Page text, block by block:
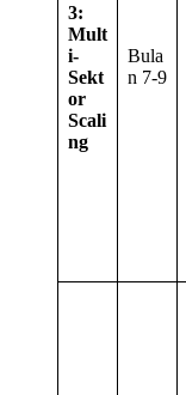
3:
Mult
i-
Sekt
or
Scali
ng
Bula
n 7-9